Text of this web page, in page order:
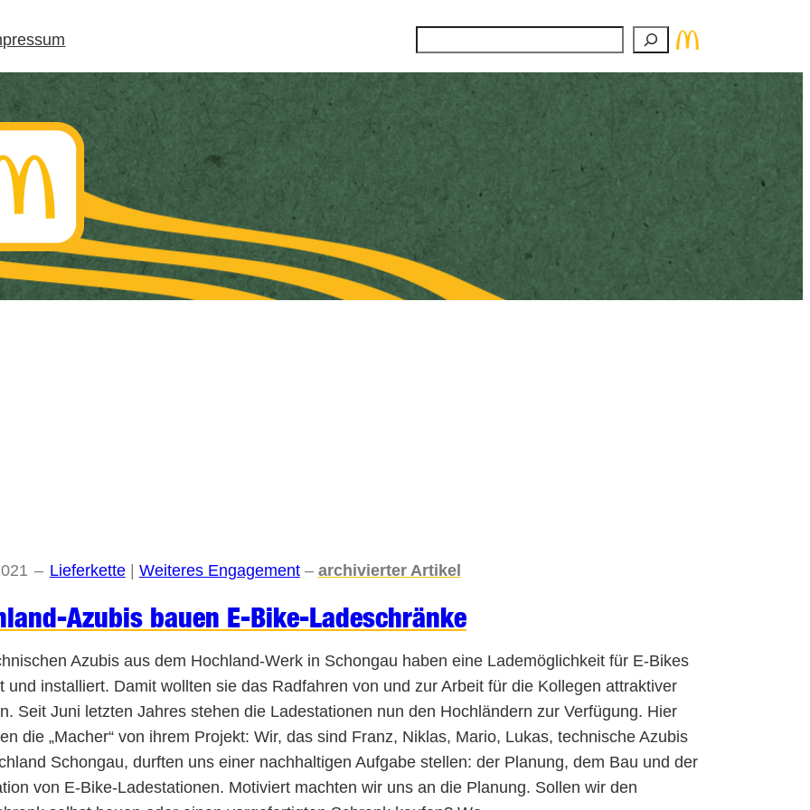
– Lieferkette | Weiteres Engagement– archivierter Artikel
Azubis bauen E-Bike-Ladeschränke
Azubis aus dem Hochland-Werk in Schongau haben eine Lademöglichkeit für E-Bikes
und installiert. Damit wollten sie das Radfahren von und zur Arbeit für die Kollegen attraktiver
Seit Juni letzten Jahres stehen die Ladestationen nun den Hochländern zur Verfügung. Hier
die „Macher“ von ihrem Projekt: Wir, das sind Franz, Niklas, Mario, Lukas, technische Azubis
Schongau, durften uns einer nachhaltigen Aufgabe stellen: der Planung, dem Bau und der
von E-Bike-Ladestationen. Motiviert machten wir uns an die Planung. Sollen wir den